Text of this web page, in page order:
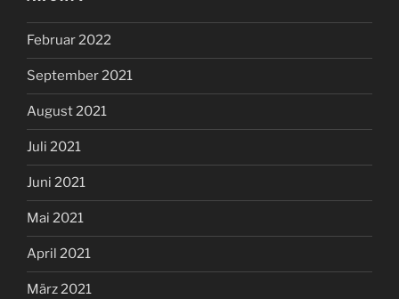
Februar 2022
September 2021
August 2021
Juli 2021
Juni 2021
Mai 2021
April 2021
März 2021